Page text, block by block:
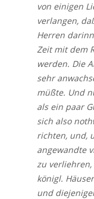
von einigen
verlangen,
Herren
Zeit mit dem
werden. Die
sehr
müßte. Und
als ein paar
sich also
richten, und,
angewandte
zu
königl.
und